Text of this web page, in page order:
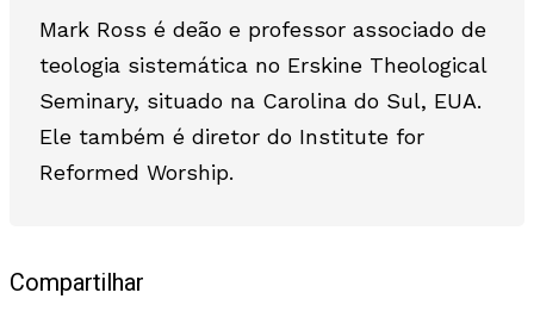
Mark Ross é deão e professor associado de
teologia sistemática no Erskine Theological
Seminary, situado na Carolina do Sul, EUA.
Ele também é diretor do Institute for
Reformed Worship.
Compartilhar